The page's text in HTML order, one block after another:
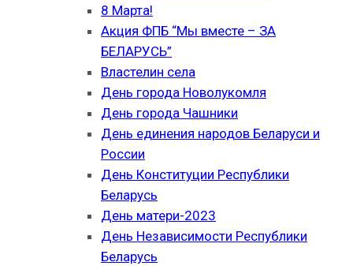
8 Марта!
Акция ФПБ “Мы вместе – ЗА
БЕЛАРУСЬ”
Властелин села
День города Новолукомля
День города Чашники
День единения народов Беларуси и
России
День Конституции Республики
Беларусь
День матери-2023
День Независимости Республики
Беларусь